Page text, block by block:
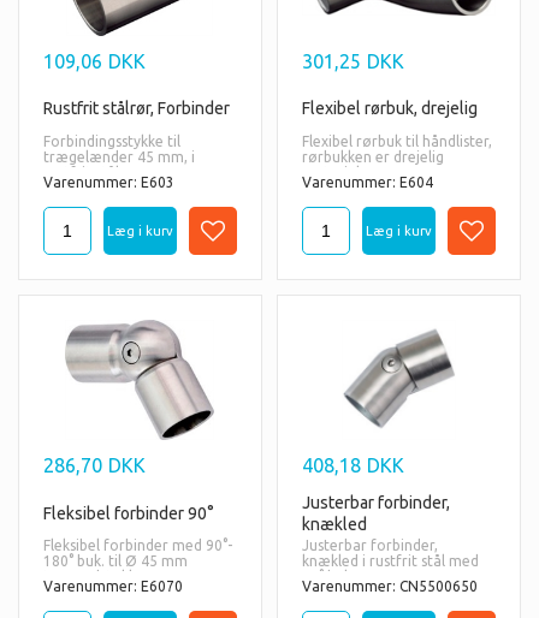
109,06 DKK
Rustfrit stålrør, Forbinder
Forbindingsstykke til
trægelænder 45 mm, i
rustfrit stål
Materiale:
Varenummer: E603
301,25 DKK
Flexibel rørbuk, drejelig
Flexibel rørbuk til håndlister,
rørbukken er drejelig
Materiale:
AISI316 = også til udendørs
Varenummer: E604
286,70 DKK
Fleksibel forbinder 90°
Fleksibel forbinder med 90°-
180° buk. til Ø 45 mm
Materiale:
AISI316 = også til udendørs
Varenummer: E6070
408,18 DKK
Justerbar forbinder,
knækled
Justerbar forbinder,
knækled i rustfrit stål med
Materiale:
AISI316 = også til udendørs
Varenummer: CN5500650